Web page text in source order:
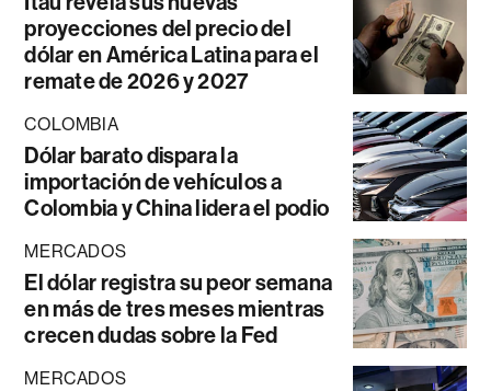
proyecciones del precio del
dólar en América Latina para el
remate de 2026 y 2027
COLOMBIA
Dólar barato dispara la
importación de vehículos a
Colombia y China lidera el podio
MERCADOS
El dólar registra su peor semana
en más de tres meses mientras
crecen dudas sobre la Fed
MERCADOS